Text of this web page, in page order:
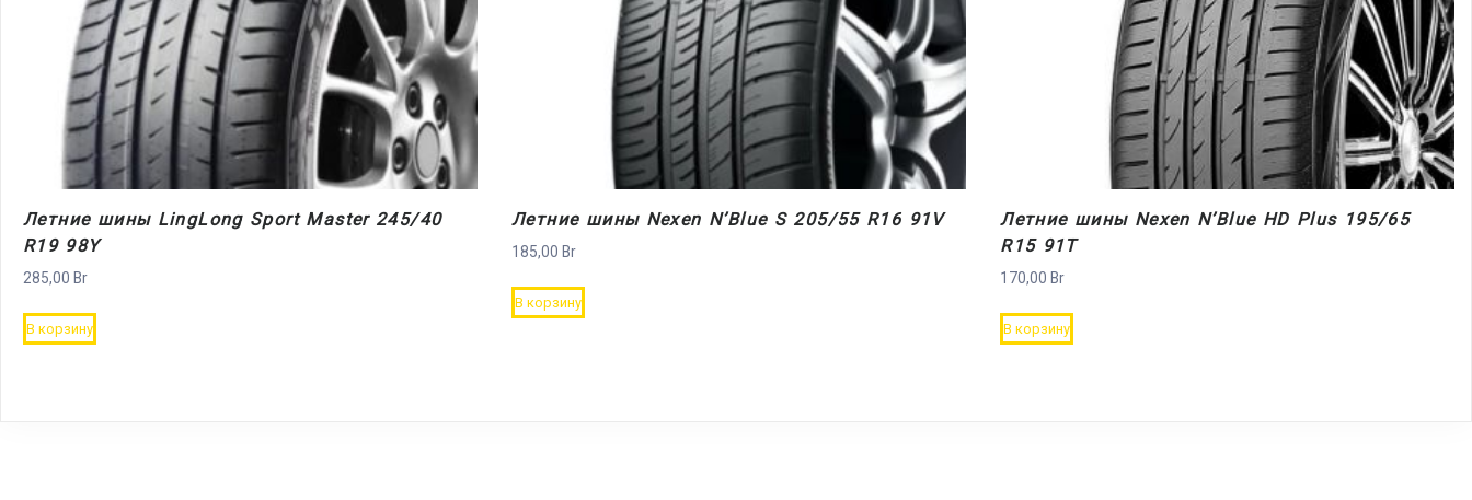
Летние шины LingLong Sport Master 245/40
R19 98Y
285,00 Br
В корзину
Летние шины Nexen N’Blue S 205/55 R16 91V
185,00 Br
В корзину
Летние шины Nexen N’Blue HD Plus 195/65
R15 91T
170,00 Br
В корзину